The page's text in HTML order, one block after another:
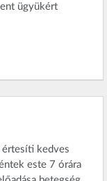
ügyükért
értesíti kedves
este 7 órára